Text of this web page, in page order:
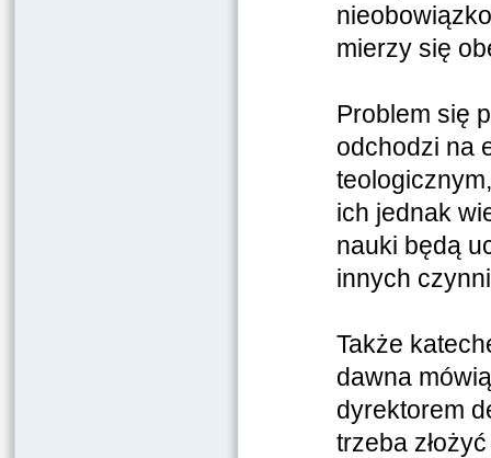
mierzy się
Problem się
odchodzi na
ich jednak
nauki będą
innych
Także
dawna
dyrektorem
trzeba